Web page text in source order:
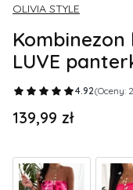
OLIVIA STYLE
Kombinezon
LUVE
4.92(Oceny:
Cena
139,99 zł